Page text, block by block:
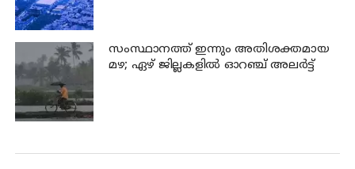
സംസ്ഥാനത്ത് ഇന്നും അതിശക്തമായ
മഴ; ഏഴ് ജില്ലകളില്‍ ഓറഞ്ച് അലര്‍ട്ട്